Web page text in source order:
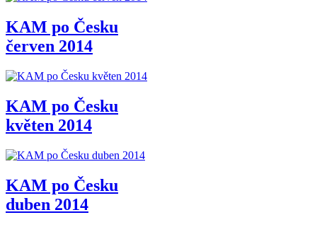
KAM po Česku
červen 2014
KAM po Česku
květen 2014
KAM po Česku
duben 2014